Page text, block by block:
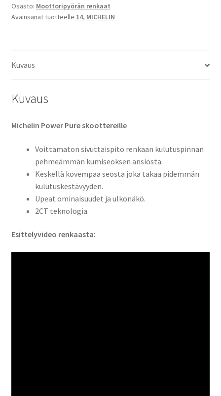
-
14
määrä
Osasto: Moottoripyörän renkaat
Avainsanat tuotteelle 14, MICHELIN
Kuvaus
Kuvaus
Michelin Power Pure skoottereille
Voittamaton sivuttaispito renkaan kulutuspinnan
pehmeämmän kumiseoksen ansiosta.
Keskellä kovempaa seosta joka takaa pidemmän
kulutuskestävyyden.
Upeat ominaisuudet ja ulkonäkö.
2CT teknologia.
Esittelyvideo renkaasta: